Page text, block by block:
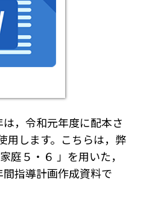
，令和元年度に配本さ
用します。こちらは，弊
庭５・６ 」を用いた，
指導計画作成資料で